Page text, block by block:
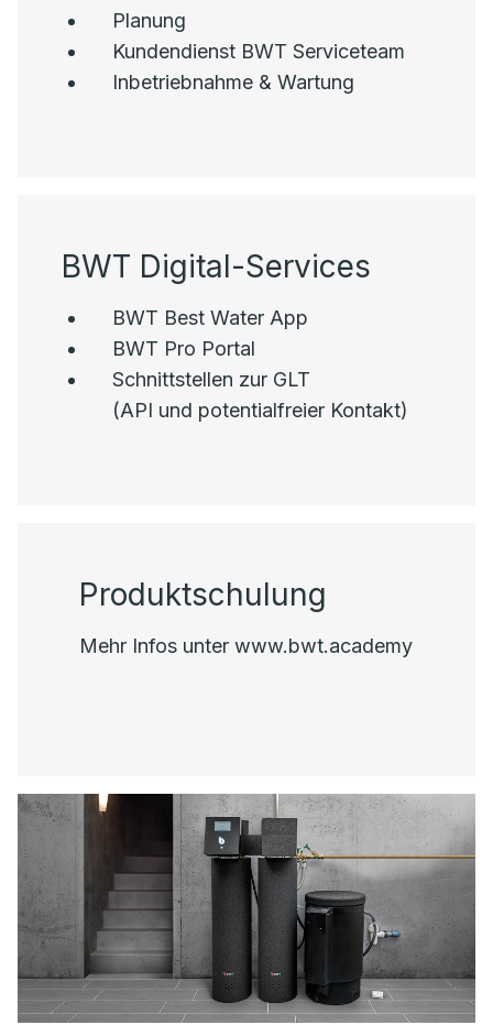
Planung
Kundendienst BWT Serviceteam
Inbetriebnahme & Wartung
BWT Digital-Services
BWT Best Water App
BWT Pro Portal
Schnittstellen zur GLT
(API und potentialfreier Kontakt)
Produktschulung
Mehr Infos unter www.bwt.academy